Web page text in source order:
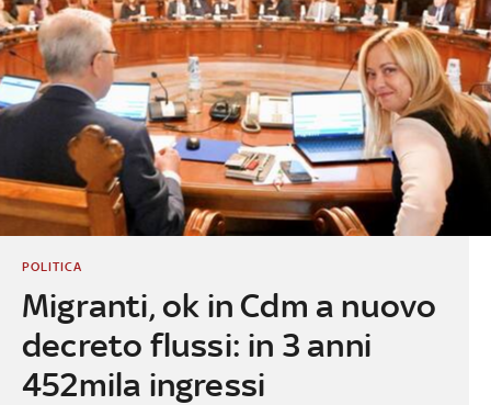
Migranti, ok in Cdm a nuovo
decreto flussi: in 3 anni
452mila ingressi
POLITICA